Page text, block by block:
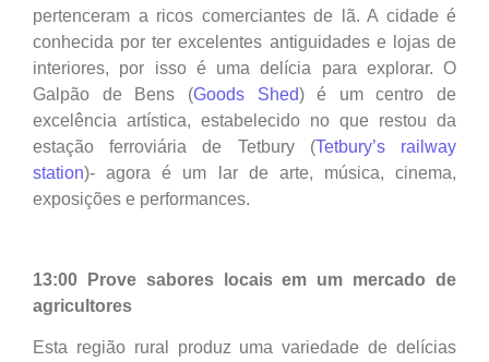
pertenceram a ricos comerciantes de lã. A cidade é
conhecida por ter excelentes antiguidades e lojas de
interiores, por isso é uma delícia para explorar. O
Galpão de Bens (Goods Shed) é um centro de
excelência artística, estabelecido no que restou da
estação ferroviária de Tetbury (Tetbury’s railway
station)- agora é um lar de arte, música, cinema,
exposições e performances.
13:00 Prove sabores locais em um mercado de
agricultores
Esta região rural produz uma variedade de delícias